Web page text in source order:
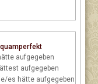
aufgegeben
aufgegeben
es hätte aufgegeben